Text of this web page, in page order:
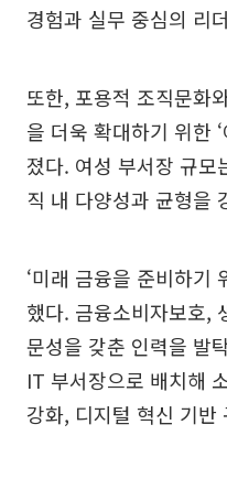
경험과 실무 중심의 리
또한, 포용적 조직문화
을 더욱 확대하기 위한
졌다. 여성 부서장 규모
직 내 다양성과 균형을
‘미래 금융을 준비하기
했다. 금융소비자보호,
문성을 갖춘 인력을 발
IT 부서장으로 배치해
강화, 디지털 혁신 기반